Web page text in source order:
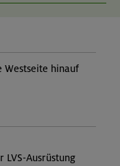
Westseite hinauf
Ausrüstung